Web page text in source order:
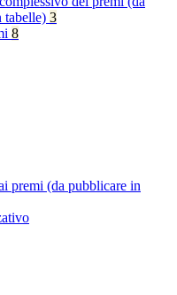
tabelle) 3
8
premi (da pubblicare in